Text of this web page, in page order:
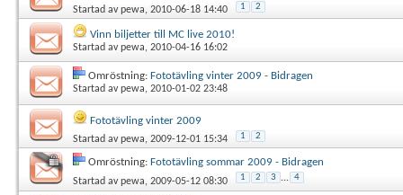
Startad avpewa, 2010-06-18 14:40 1 2
Vinn biljetter till MC live 2010!
Startad avpewa, 2010-04-16 16:02
Omröstning: Fototävling vinter 2009 - Bidragen
Startad avpewa, 2010-01-02 23:48
Fototävling vinter 2009
Startad avpewa, 2009-12-01 15:34 1 2
Omröstning: Fototävling sommar 2009 - Bidragen
Startad avpewa, 2009-05-12 08:30 1 2 3 ... 4